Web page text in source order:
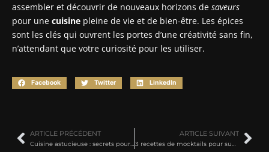
assembler et découvrir de nouveaux horizons de saveurs
pour une cuisine pleine de vie et de bien-être. Les épices
sont les clés qui ouvrent les portes d’une créativité sans fin,
n’attendant que votre curiosité pour les utiliser.
Facebook Twitter LinkedIn
ARTICLE PRÉCÉDENT ARTICLE SUIVANT